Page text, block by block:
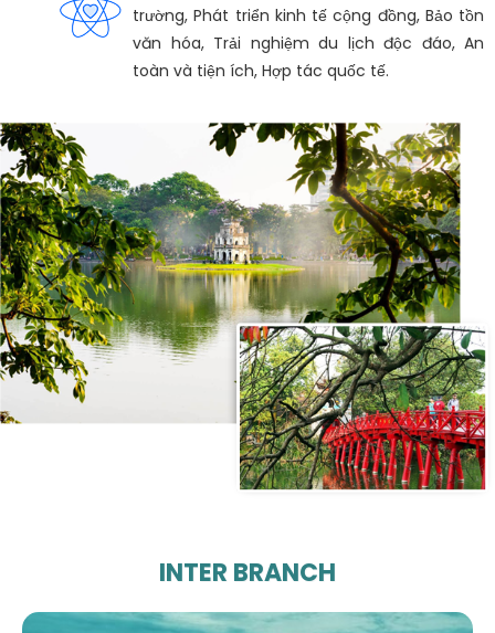
trường, Phát triển kinh tế cộng đồng, Bảo tồn
văn hóa, Trải nghiệm du lịch độc đáo, An
toàn và tiện ích, Hợp tác quốc tế.
INTER BRANCH